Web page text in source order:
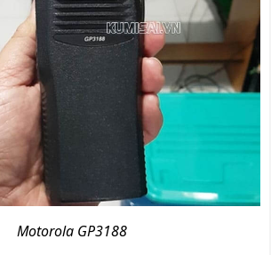
Motorola GP3188